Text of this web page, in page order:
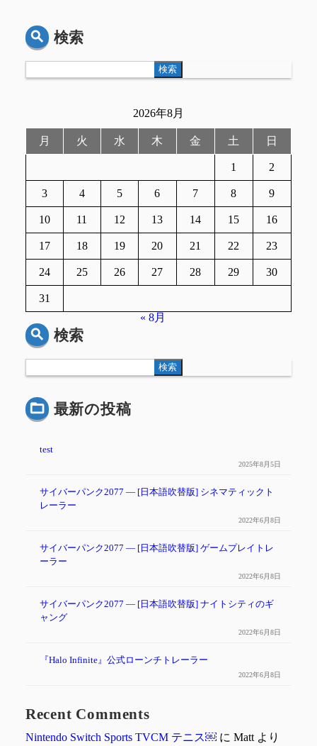
検索
検索
2026年8月
月 火 水 木 金 土 日
1 2
3 4 5 6 7 8 9
10 11 12 13 14 15 16
17 18 19 20 21 22 23
24 25 26 27 28 29 30
31
« 8月
検索
検索
最新の投稿
test
2025年8月5日
サイバーパンク2077 ― [日本語吹替版] シネマティックト
レーラー
2022年6月8日
サイバーパンク2077 ― [日本語吹替版] ゲームプレイトレ
ーラー
2022年6月8日
サイバーパンク2077 — [日本語吹替版] ナイトシティのギ
ャング
2022年6月8日
『Halo Infinite』公式ローンチトレーラー
2022年6月8日
Recent Comments
Nintendo Switch Sports TVCM テニス￼に Mattより